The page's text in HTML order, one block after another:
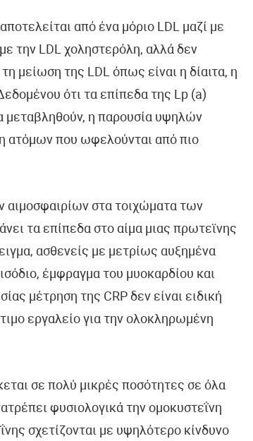
από ένα μόριο LDL μαζί με
την LDL χοληστερόλη, αλλά δεν
μείωση της LDL όπως είναι η δίαιτα, η
ότι τα επίπεδα της Lp (a)
μεταβληθούν, η παρουσία υψηλών
ατόμων που ωφελούνται από πιο
αιμοσφαιρίων στα τοιχώματα των
τα επίπεδα στο αίμα μιας πρωτεϊνης
ασθενείς με μετρίως αυξημένα
έμφραγμα του μυοκαρδίου και
μέτρηση της CRP δεν είναι ειδική
εργαλείο για την ολοκληρωμένη
σε πολύ μικρές ποσότητες σε όλα
φυσιολογικά την ομοκυστεΐνη
σχετίζονται με υψηλότερο κίνδυνο